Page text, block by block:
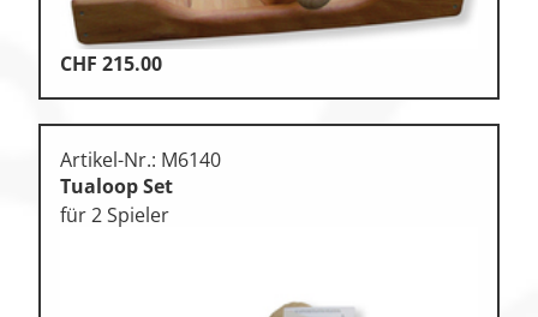
CHF 215.00
Artikel-Nr.: M6140
Tualoop Set
für 2 Spieler